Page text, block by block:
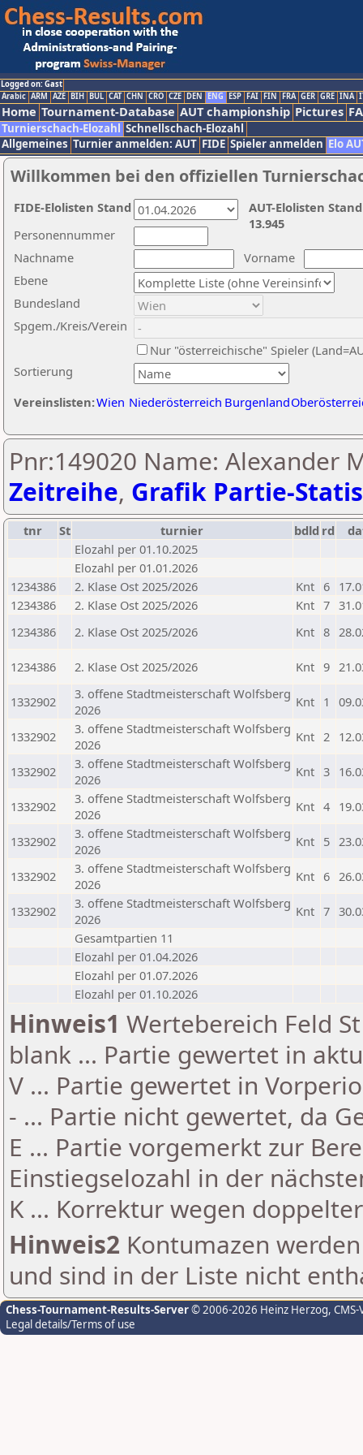
Logged on: Gast
Arabic ARM AZE BIH BUL CAT CHN CRO CZE DEN ENG ESP FAI FIN FRA GER GRE INA
Home Tournament-Database AUT championship Pictures
Turnierschach-Elozahl Schnellschach-Elozahl
Allgemeines Turnier anmelden: AUT FIDE Spieler anmelden Elo
Willkommen bei den offiziellen
Nachname
Vorname
Ebene
Sortierung
Personennummer
Bundesland
Spgem./Kreis/Verein
Nur "österreichische" Spieler
Vereinslisten:Wien Niederösterreich Burgenland
AUT-Elolisten
13.945
FIDE-Elolisten Stand
Pnr:149020 Name: Alexander
Zeitreihe, Grafik Partie-
tnr St turnier bdld rd
Elozahl per 01.10.2025
Elozahl per 01.01.2026
1234386
2. Klase Ost 2025/2026 Knt 6
1234386
2. Klase Ost 2025/2026 Knt 7
1234386
2. Klase Ost 2025/2026 Knt 8
1234386 2. Klase Ost 2025/2026 Knt 9
1332902
3. offene Stadtmeisterschaft Wolfsberg
2026
Knt 1
1332902
3. offene Stadtmeisterschaft Wolfsberg
2026
Knt 2
1332902
3. offene Stadtmeisterschaft Wolfsberg
2026
Knt 3
1332902
3. offene Stadtmeisterschaft Wolfsberg
2026
Knt 4
1332902
3. offene Stadtmeisterschaft Wolfsberg
2026
Knt 5
1332902
3. offene Stadtmeisterschaft Wolfsberg
2026
Knt 6
1332902
3. offene Stadtmeisterschaft Wolfsberg
2026
Knt 7
Gesamtpartien 11
Elozahl per 01.04.2026
Elozahl per 01.07.2026
Elozahl per 01.10.2026
Hinweis1 Wertebereich Feld
blank ... Partie gewertet in
V ... Partie gewertet in
- ... Partie nicht gewertet, da
E ... Partie vorgemerkt zur
Einstiegselozahl in der
K ... Korrektur wegen
Hinweis2 Kontumazen
und sind in der Liste nicht
Chess-Tournament-Results-Server© 2006-2026 Heinz Herzog,
Legal details/Terms of use